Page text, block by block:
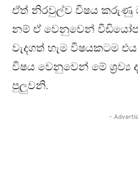
ඒත් නිරවුල්ව විෂය කරුණු
නම් ඒ වෙනුවෙන්
වැදගත් හැම විෂයකටම
විෂය වෙනුවෙන් මේ ශ්‍රව්‍ය
පුලුවනි.
-